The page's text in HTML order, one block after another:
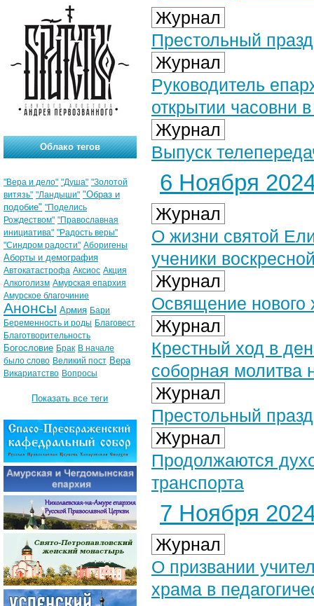
Журнал
Престольный
Журнал
Руководитель
открытии часовни
Журнал
Выпуск
6 Ноября
Журнал
О жизни святой
ученики
Журнал
Освящение нового
Журнал
Крестный ход в
соборная молитва
Журнал
Престольный
Журнал
Продолжаются
транспорта
7 Ноября
Журнал
О призвании
храма в
Облако тегов
"Вера и дело" "Душа" "Золотой
витязь" "Ландыши" "Образ и
подобие" "Поделись
Рождеством" "Православная
инициатива" "Радость веры"
"Синдром радости" Аборигены
Аборты и демография
Автокатастрофа Аксиос Акция
Алкоголизм Амурская епархия
Амурское благочиние
Анонсы Армия Бари
Беременность и роды Благовест
Благотворительность
Богословие Брак В начале
было слово Великий пост Вера
Викариатство Вопросы
Показать все теги